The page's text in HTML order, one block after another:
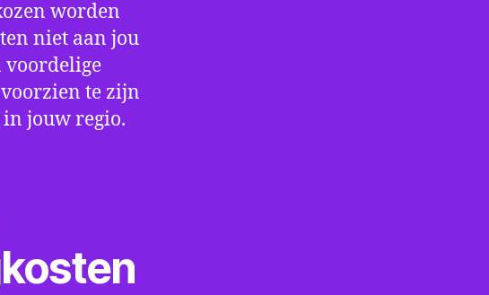
worden
niet aan jou
voordelige
te zijn
jouw regio.